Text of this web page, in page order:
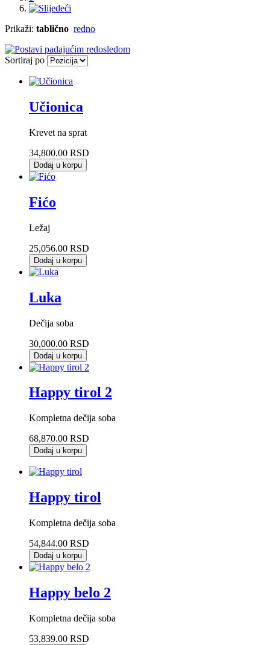
Prikaži: tablično redno
Sortiraj po
Učionica
Krevet na sprat
34,800.00 RSD
Dodaj u korpu
Fićo
Ležaj
25,056.00 RSD
Dodaj u korpu
Luka
Dečija soba
30,000.00 RSD
Dodaj u korpu
Happy tirol 2
Kompletna dečija soba
68,870.00 RSD
Dodaj u korpu
Happy tirol
Kompletna dečija soba
54,844.00 RSD
Dodaj u korpu
Happy belo 2
Kompletna dečija soba
53,839.00 RSD